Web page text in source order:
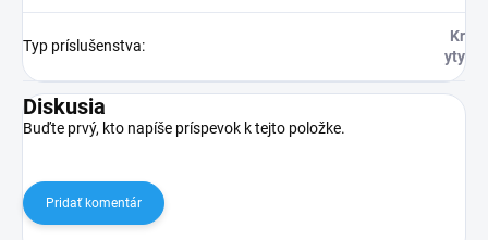
Typ príslušenstva:
Kr
yty
Diskusia
Buďte prvý, kto napíše príspevok k tejto položke.
Pridať komentár